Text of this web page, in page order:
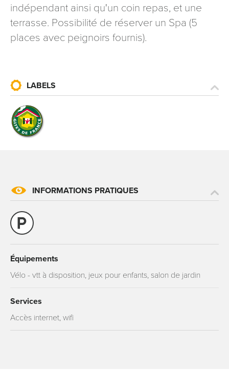
indépendant ainsi qu'un coin repas, et une
terrasse. Possibilité de réserver un Spa (5
places avec peignoirs fournis).
LABELS
INFORMATIONS PRATIQUES
Équipements
Vélo - vtt à disposition, jeux pour enfants, salon de jardin
Services
Accès internet, wifi
signé accompagné de la copie d’un titre d’identité à
esplanade Jacques-Baudot CO 90019 54035 NANCY
cedex